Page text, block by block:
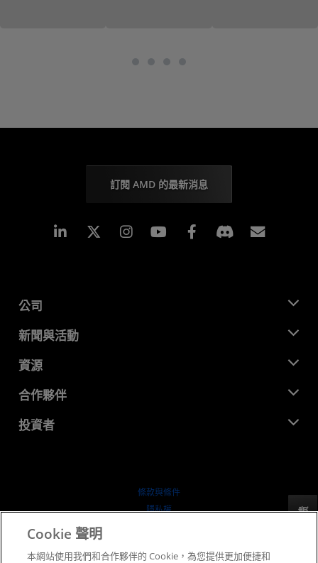
反馈
訂閱 AMD 的最新消息
Linkedin Instagram Facebook
公司
關於 AMD
企業責任
招聘
聯絡我們
新聞與活動
新聞室
媒體庫
資源
開發者中心
案例研究
合作夥伴
AMD 合作夥伴中心
投資者
行情走勢
條款與條件
隱私權
Cookie 聲明
本網站使用我們和合作夥伴的 Cookie，為您提供更加便捷和